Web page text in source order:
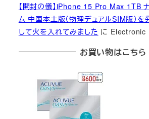
【開封の儀】iPhone 15 Pro Max 1TB
ム 中国本土版（物理デュアルSIM版）
して火を入れてみました に Electronic
お買い物はこちら